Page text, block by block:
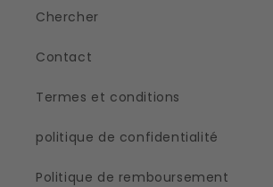
Chercher
Contact
Termes et conditions
politique de confidentialité
Politique de remboursement